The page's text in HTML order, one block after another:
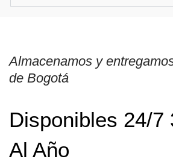
Almacenamos y
de Bogotá
Disponibles 24/7
Al Año